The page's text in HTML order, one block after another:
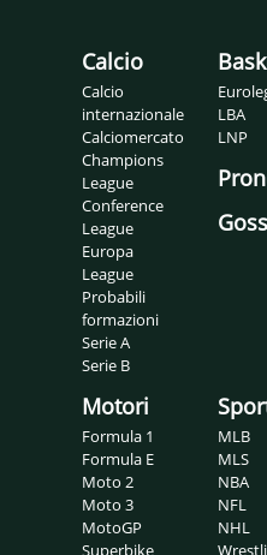
Calcio
Calcio
internazionale
Calciomercato
Champions
League
Conference
League
Europa
League
Probabili
formazioni
Serie A
Serie B
LBA
LNP
Motori
Formula 1
Formula E
Moto 2
Moto 3
MotoGP
Superbike
MLB
MLS
NBA
NFL
NHL